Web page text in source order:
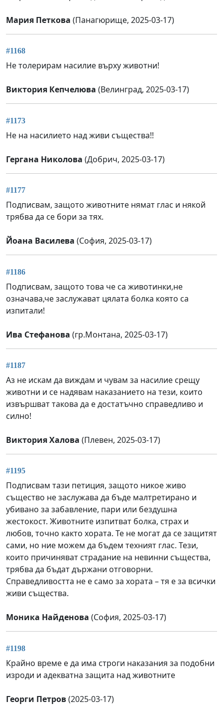
Мария Петкова (Панагюрище, 2025-03-17)
#1168
Не толерирам насилие върху животни!
Виктория Кепчелюва (Велинград, 2025-03-17)
#1173
Не на насилието над живи същества!!
Гергана Николова (Добрич, 2025-03-17)
#1177
Подписвам, защото животните нямат глас и някой
трябва да се бори за тях.
Йоана Василева (София, 2025-03-17)
#1186
Подписвам, защото това че са животинки,не
означава,че заслужават цялата болка която са
изпитали!
Ива Стефанова (гр.Монтана, 2025-03-17)
#1187
Аз не искам да виждам и чувам за насилие срещу
животни и се надявам наказанието на тези, които
извършват такова да е достатъчно справедливо и
силно!
Виктория Халова (Плевен, 2025-03-17)
#1195
Подписвам тази петиция, защото никое живо
същество не заслужава да бъде малтретирано и
убивано за забавление, пари или бездушна
жестокост. Животните изпитват болка, страх и
любов, точно както хората. Те не могат да се защитят
сами, но ние можем да бъдем техният глас. Тези,
които причиняват страдание на невинни същества,
трябва да бъдат държани отговорни.
Справедливостта не е само за хората – тя е за всички
живи същества.
Моника Найденова (София, 2025-03-17)
#1198
Крайно време е да има строги наказания за подобни
изроди и адекватна защита над животните
Георги Петров(2025-03-17)